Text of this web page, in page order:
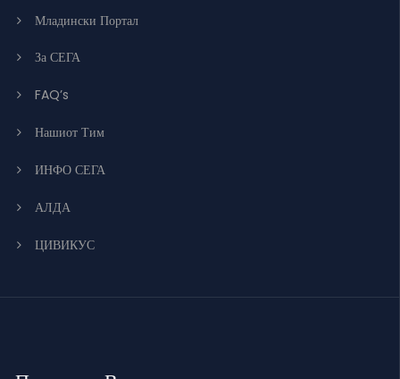
Младински Портал
За СЕГА
FAQ’s
Нашиот Тим
ИНФО СЕГА
АЛДА
ЦИВИКУС